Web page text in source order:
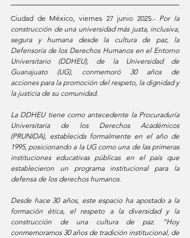
Ciudad de México, viernes 27 junio 2025.- Por la
construcción de una universidad más justa, inclusiva,
segura y humana desde la cultura de paz, la
Defensoría de los Derechos Humanos en el Entorno
Universitario (DDHEU), de la Universidad de
Guanajuato (UG), conmemoró 30 años de
acciones para la promoción del respeto, la dignidad y
la justicia de su comunidad.
La DDHEU tiene como antecedente la Procuraduría
Universitaria de los Derechos Académicos
(PRUNIDA), establecida formalmente en el año de
1995, posicionando a la UG como una de las primeras
instituciones educativas públicas en el país que
establecieron un programa institucional para la
defensa de los derechos humanos.
Desde hace 30 años, este espacio ha apostado a la
formación ética, el respeto a la diversidad y la
construcción de una cultura de paz. “Hoy
conmemoramos 30 años de tradición institucional, de